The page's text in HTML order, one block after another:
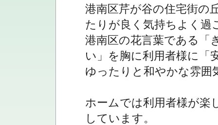
港南区芹が谷の住宅街の
たりが良く気持ちよく過
港南区の花言葉である「
い」を胸に利用者様に「
ゆったりと和やかな雰囲
ホームでは利用者様が楽
しています。